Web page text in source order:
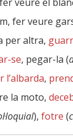
fer veure
per altra,
se, pegar-la (
l’albarda,
la moto,
), fotre (